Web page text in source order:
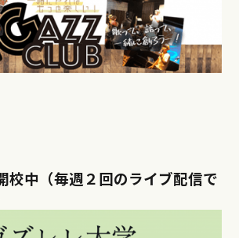
校中（毎週２回のライブ配信で